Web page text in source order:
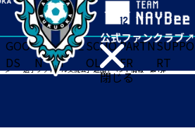
閉じる
GOO
DS
FA
N
ACADE
MY
SCHO
OL
PARTN
ER
SUPPO
RT
ター 選手フットサル交流会」追加イベント情報 第4弾